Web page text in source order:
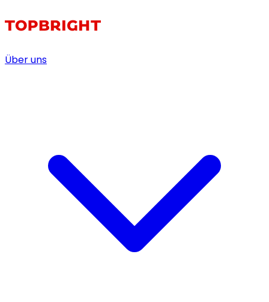
Über uns